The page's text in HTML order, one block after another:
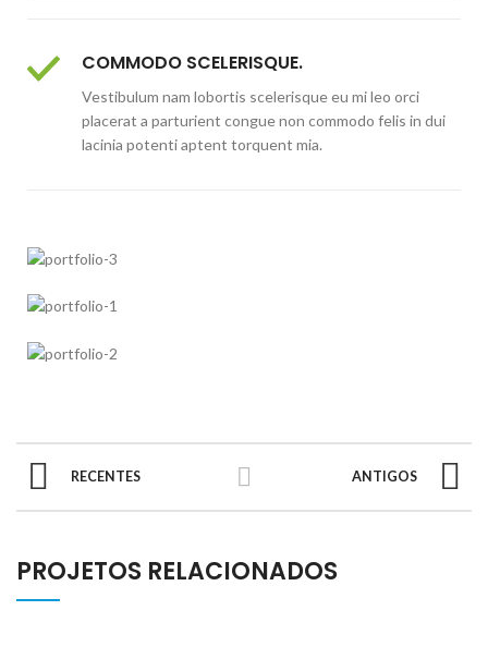
COMMODO SCELERISQUE.
Vestibulum nam lobortis scelerisque eu mi leo orci
placerat a parturient congue non commodo felis in dui
lacinia potenti aptent torquent mia.
RECENTES ANTIGOS
PROJETOS RELACIONADOS